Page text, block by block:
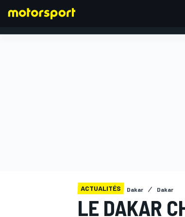
ACTUALITÉS Dakar Dakar
LE DAKAR